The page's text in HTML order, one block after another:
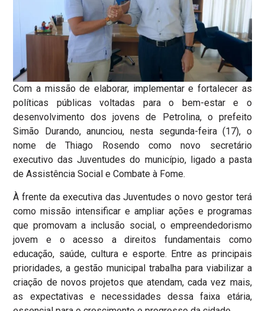
Com a missão de elaborar, implementar e fortalecer as
políticas públicas voltadas para o bem-estar e o
desenvolvimento dos jovens de Petrolina, o prefeito
Simão Durando, anunciou, nesta segunda-feira (17), o
nome de Thiago Rosendo como novo secretário
executivo das Juventudes do município, ligado a pasta
de Assistência Social e Combate à Fome.
À frente da executiva das Juventudes o novo gestor terá
como missão intensificar e ampliar ações e programas
que promovam a inclusão social, o empreendedorismo
jovem e o acesso a direitos fundamentais como
educação, saúde, cultura e esporte. Entre as principais
prioridades, a gestão municipal trabalha para viabilizar a
criação de novos projetos que atendam, cada vez mais,
as expectativas e necessidades dessa faixa etária,